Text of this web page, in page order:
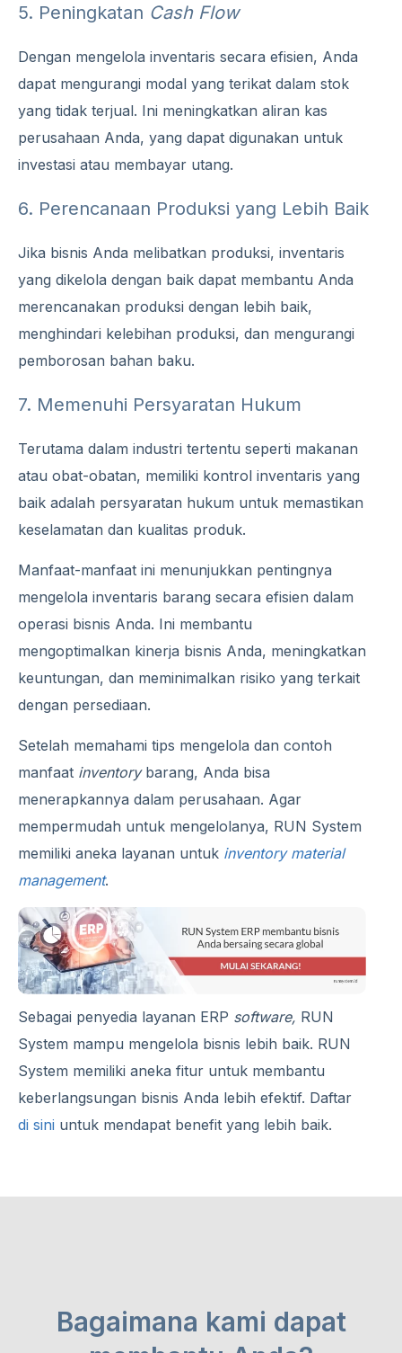
5. Peningkatan Cash Flow
Dengan mengelola inventaris secara efisien, Anda
dapat mengurangi modal yang terikat dalam stok
yang tidak terjual. Ini meningkatkan aliran kas
perusahaan Anda, yang dapat digunakan untuk
investasi atau membayar utang.
6. Perencanaan Produksi yang Lebih Baik
Jika bisnis Anda melibatkan produksi, inventaris
yang dikelola dengan baik dapat membantu Anda
merencanakan produksi dengan lebih baik,
menghindari kelebihan produksi, dan mengurangi
pemborosan bahan baku.
7. Memenuhi Persyaratan Hukum
Terutama dalam industri tertentu seperti makanan
atau obat-obatan, memiliki kontrol inventaris yang
baik adalah persyaratan hukum untuk memastikan
keselamatan dan kualitas produk.
Manfaat-manfaat ini menunjukkan pentingnya
mengelola inventaris barang secara efisien dalam
operasi bisnis Anda. Ini membantu
mengoptimalkan kinerja bisnis Anda, meningkatkan
keuntungan, dan meminimalkan risiko yang terkait
dengan persediaan.
Setelah memahami tips mengelola dan contoh
manfaat inventory barang, Anda bisa
menerapkannya dalam perusahaan. Agar
mempermudah untuk mengelolanya, RUN System
memiliki aneka layanan untuk inventory material
management.
Sebagai penyedia layanan ERP software, RUN
System mampu mengelola bisnis lebih baik. RUN
System memiliki aneka fitur untuk membantu
keberlangsungan bisnis Anda lebih efektif. Daftar
di sini untuk mendapat benefit yang lebih baik.
Bagaimana kami dapat